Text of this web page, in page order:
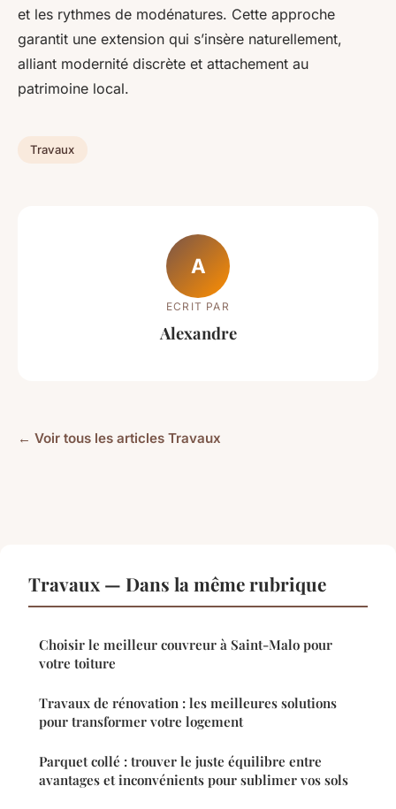
et les rythmes de modénatures. Cette approche
garantit une extension qui s’insère naturellement,
alliant modernité discrète et attachement au
patrimoine local.
Travaux
A
ECRIT PAR
Alexandre
← Voir tous les articles Travaux
Travaux — Dans la même rubrique
Choisir le meilleur couvreur à Saint-Malo pour
votre toiture
Travaux de rénovation : les meilleures solutions
pour transformer votre logement
Parquet collé : trouver le juste équilibre entre
avantages et inconvénients pour sublimer vos sols